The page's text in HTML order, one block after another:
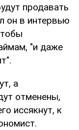
продавать
он в интервью
"и даже
а
отменены,
иссякнут, к